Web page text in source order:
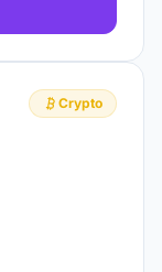
Crypto